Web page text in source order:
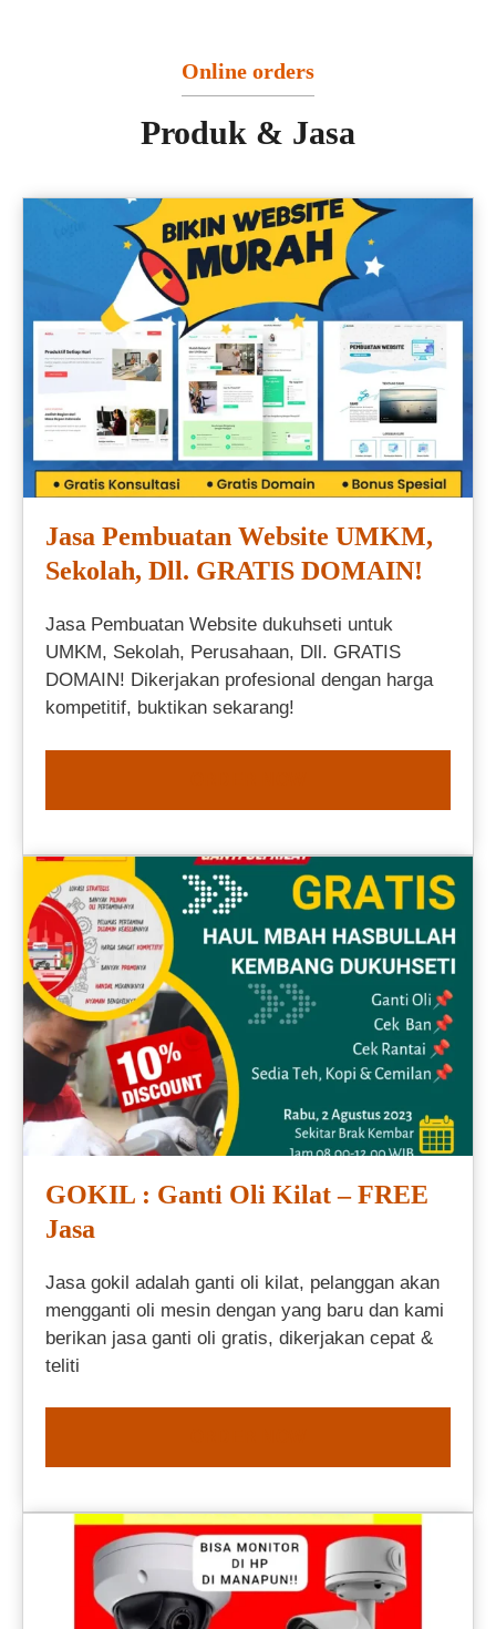
Online orders
Produk & Jasa
Jasa Pembuatan Website UMKM,
Sekolah, Dll. GRATIS DOMAIN!
Jasa Pembuatan Website dukuhseti untuk
UMKM, Sekolah, Perusahaan, Dll. GRATIS
DOMAIN! Dikerjakan profesional dengan harga
kompetitif, buktikan sekarang!
GOKIL : Ganti Oli Kilat – FREE
Jasa
Jasa gokil adalah ganti oli kilat, pelanggan akan
mengganti oli mesin dengan yang baru dan kami
berikan jasa ganti oli gratis, dikerjakan cepat &
teliti